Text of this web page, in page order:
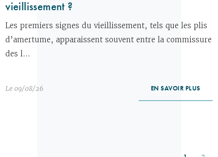
vieillissement ?
Les premiers signes du vieillissement, tels que les plis
d’amertume, apparaissent souvent entre la commissure
des l...
Le 09/08/26 EN SAVOIR PLUS